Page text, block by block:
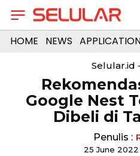
HOME NEWS
Selular.id -
Google Nest
Dibeli di
Penulis :
25 June